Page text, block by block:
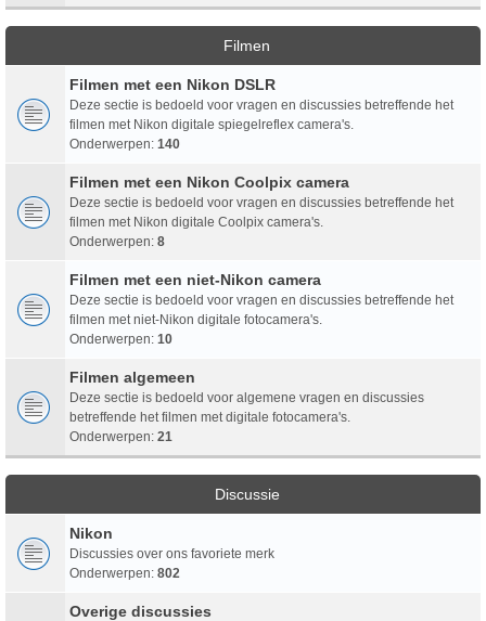
Filmen
Filmen met een Nikon DSLR
Deze sectie is bedoeld voor vragen en discussies betreffende het
filmen met Nikon digitale spiegelreflex camera's.
Onderwerpen: 140
Filmen met een Nikon Coolpix camera
Deze sectie is bedoeld voor vragen en discussies betreffende het
filmen met Nikon digitale Coolpix camera's.
Onderwerpen: 8
Filmen met een niet-Nikon camera
Deze sectie is bedoeld voor vragen en discussies betreffende het
filmen met niet-Nikon digitale fotocamera's.
Onderwerpen: 10
Filmen algemeen
Deze sectie is bedoeld voor algemene vragen en discussies
betreffende het filmen met digitale fotocamera's.
Onderwerpen: 21
Discussie
Nikon
Discussies over ons favoriete merk
Onderwerpen: 802
Overige discussies